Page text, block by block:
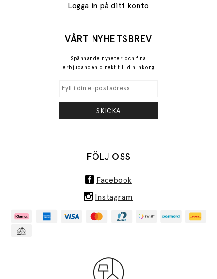
Logga in på ditt konto
VÅRT NYHETSBREV
Spännande nyheter och fina
erbjudanden direkt till din inkorg
SKICKA
FÖLJ OSS
Facebook
Instagram